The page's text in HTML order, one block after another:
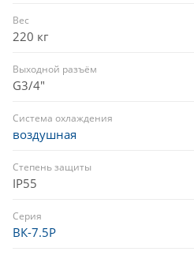
Вес
220 кг
Выходной разъём
G3/4"
Система охлаждения
воздушная
Степень защиты
IP55
Серия
ВК-7.5Р